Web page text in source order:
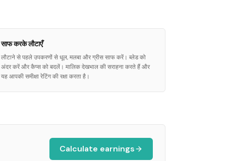
साफ करके लौटाएँ
लौटाने से पहले उपकरणों से धूल, मलबा और ग्रीस साफ करें। ब्लेड को
अंदर करें और कैप्स को बदलें। मालिक देखभाल की सराहना करते हैं और
यह आपकी समीक्षा रेटिंग की रक्षा करता है।
Calculate earnings